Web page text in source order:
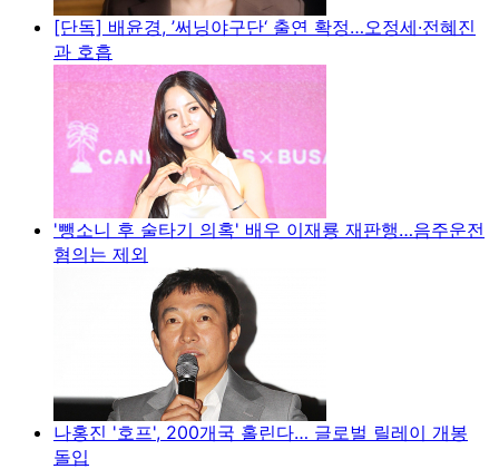
[단독] 배윤경, ’써닝야구단‘ 출연 확정…오정세·전혜진
과 호흡
'뺑소니 후 술타기 의혹' 배우 이재룡 재판행…음주운전
혐의는 제외
나홍진 '호프', 200개국 홀린다… 글로벌 릴레이 개봉
돌입